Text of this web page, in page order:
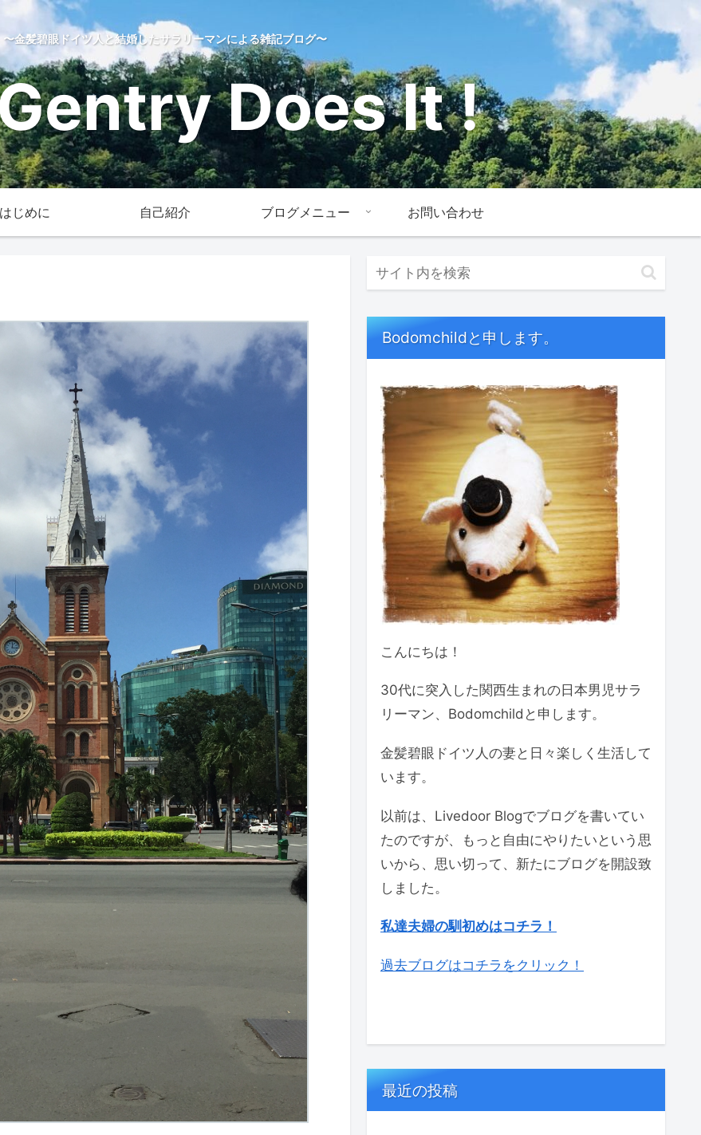
〜金髪碧眼ドイツ人と結婚したサラリーマンによる雑記ブログ〜
Does It !
はじめに 自己紹介 ブログメニュー お問い合わせ
Bodomchildと申します。
こんにちは！
30代に突入した関西生まれの日本男児サラ
リーマン、Bodomchildと申します。
金髪碧眼ドイツ人の妻と日々楽しく生活して
います。
以前は、Livedoor Blogでブログを書いてい
たのですが、もっと自由にやりたいという思
いから、思い切って、新たにブログを開設致
しました。
私達夫婦の馴初めはコチラ！
過去ブログはコチラをクリック！
最近の投稿